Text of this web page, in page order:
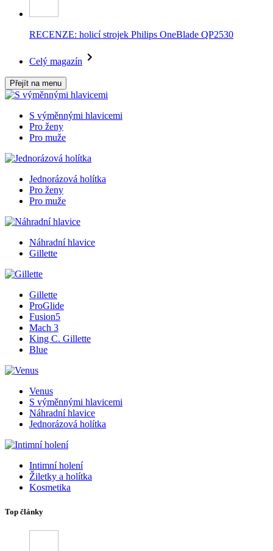
RECENZE: holicí strojek Philips OneBlade QP2530
Celý magazín
Přejít na menu
S výměnnými hlavicemi
Pro ženy
Pro muže
Jednorázová holítka
Pro ženy
Pro muže
Náhradní hlavice
Gillette
Gillette
ProGlide
Fusion5
Mach 3
King C. Gillette
Blue
Venus
S výměnnými hlavicemi
Náhradní hlavice
Jednorázová holítka
Intimní holení
Žiletky a holítka
Kosmetika
Top články